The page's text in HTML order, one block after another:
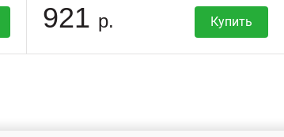
921 р. Купить